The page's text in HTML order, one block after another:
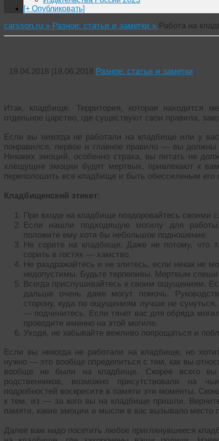
[+ Опубликовать]
carsson.ru » Разное: статьи и заметки » Работа на
19.04.2018 |19.06.2018 Разное: статьи и заметки
Итак, кладбище. Территория, которая
отдельное царство, где существуют свои правила,
Если вы никогда не работали на кладбище или у
понравился, первое и главное правило — вы
Никаких эмоций, особенно страха, вы питать не
хлещущие эмоции будят мертвых, привлекают к
переполошить все кладбище и быть обессиленым его
Кладбищенский этикет:
При входе на кладбище поздоровайтесь своими
Если нашли подходящую могилу для
положите ему хотя бы небольшое подношение.
Не сорите на кладбище. Даже не потому, что
сорить в гостях — хамство.
Не раздражайтесь и не злитесь, если никак не
недопустимы. Будьте терпеливы. Мертвым
Всегда прислушивайтесь к своим ощущениям.
дальше очень даже могут помочь.
сторону, куда по ощущениям лучше не
— подчинитесь. Если тянет вас для обряда
проводите именно на этой могиле.
Уходя, не забывайте вежливо попрощаться и
Если вы никогда не работали на кладбище, но
нужно — это вообще определиться с тем, как вы
вообще не были на кладбище. Скорее всего
родственников, возможно присутствовали на
подробностей воскресите в памяти эти моменты.
к тем, из — за кого вы на кладбище пришли.
памяти, какие эмоции и мысли в вас вызывало место
Далее вам надо посетить любое приглянувшееся